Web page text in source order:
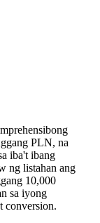
PLN, na
iba't ibang
ng listahan ang
10,000
sa iyong
conversion.